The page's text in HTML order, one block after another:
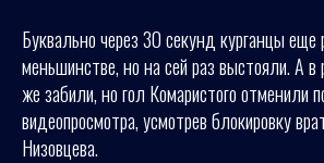
Буквально через 30 секунд курганцы еще
меньшинстве, но на сей раз выстояли. А в
же забили, но гол Комаристого отменили
видеопросмотра, усмотрев блокировку
Низовцева.